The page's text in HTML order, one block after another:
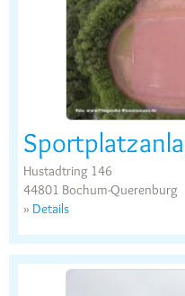
Hustadtring 146
44801 Bochum-Querenburg
» Details